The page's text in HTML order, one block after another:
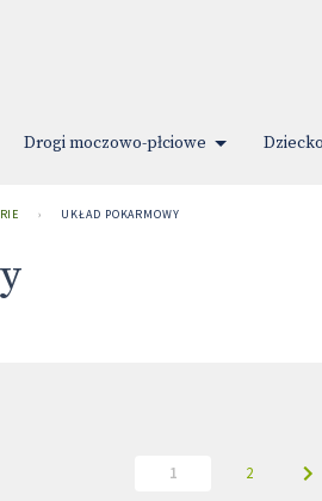
Drogi moczowo-płciowe Dziecko
› UKŁAD POKARMOWY
1 2